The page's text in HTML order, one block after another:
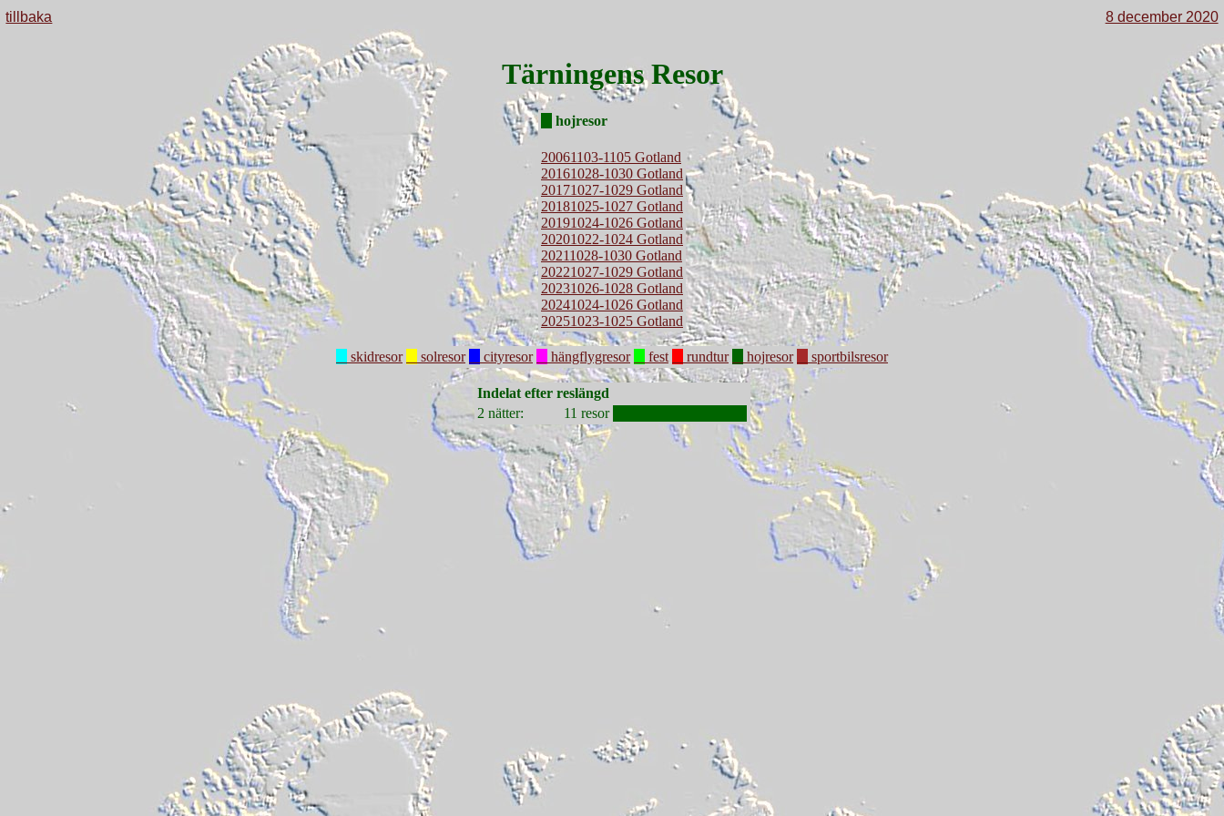
Tärningens Resor
hojresor
20061103-1105 Gotland
20161028-1030 Gotland
20171027-1029 Gotland
20181025-1027 Gotland
20191024-1026 Gotland
20201022-1024 Gotland
20211028-1030 Gotland
20221027-1029 Gotland
20231026-1028 Gotland
20241024-1026 Gotland
20251023-1025 Gotland
skidresor solresor cityresor hängflygresor fest rundtur hojresor sportbilsresor
Indelat efter reslängd
2 nätter:
11 resor
tillbaka 8 december 2020